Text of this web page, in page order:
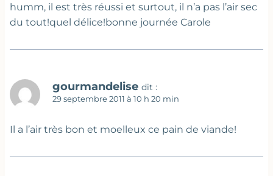
humm, il est très réussi et surtout, il n’a pas l’air sec
du tout!quel délice!bonne journée Carole
gourmandelise dit :
29 septembre 2011 à 10 h 20 min
Il a l’air très bon et moelleux ce pain de viande!